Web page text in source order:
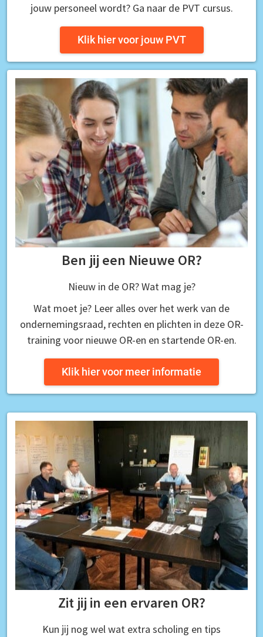
jouw personeel wordt? Ga naar de PVT cursus.
Klik hier voor jouw PVT
Ben jij een Nieuwe OR?
Nieuw in de OR? Wat mag je?
Wat moet je? Leer alles over het werk van de
ondernemingsraad, rechten en plichten in deze OR-
training voor nieuwe OR-en en startende OR-en.
Klik hier voor meer informatie
Zit jij in een ervaren OR?
Kun jij nog wel wat extra scholing en tips